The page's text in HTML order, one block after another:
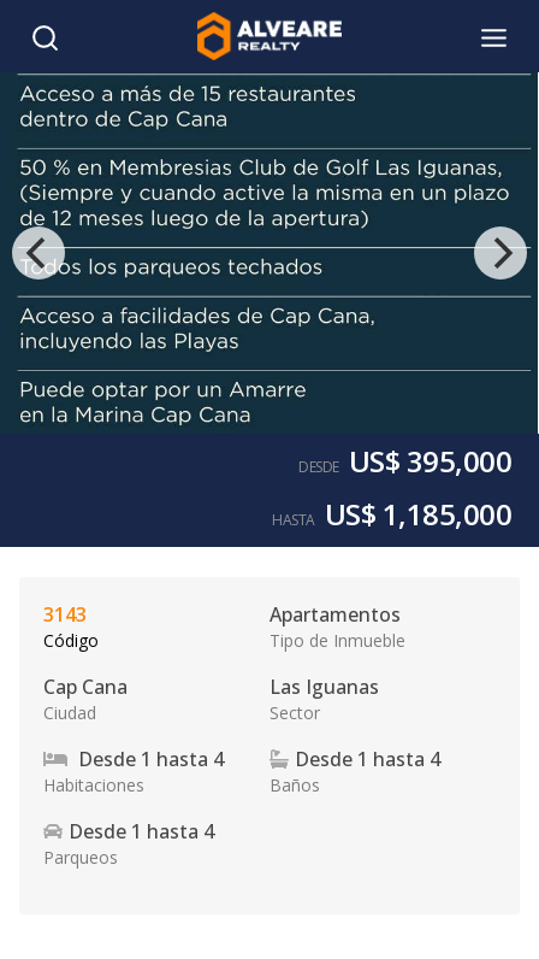
DESDE US$ 395,000
HASTA US$ 1,185,000
3143
Código
Apartamentos
Tipo de Inmueble
Cap Cana
Ciudad
Las Iguanas
Sector
Desde 1 hasta 4
Habitaciones
Desde 1 hasta 4
Baños
Desde 1 hasta 4
Parqueos